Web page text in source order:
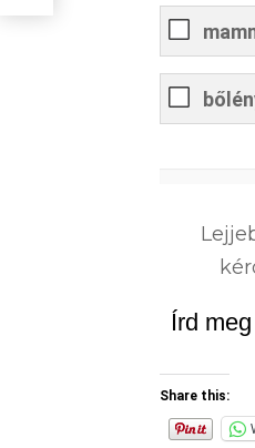
Írd
Share this: